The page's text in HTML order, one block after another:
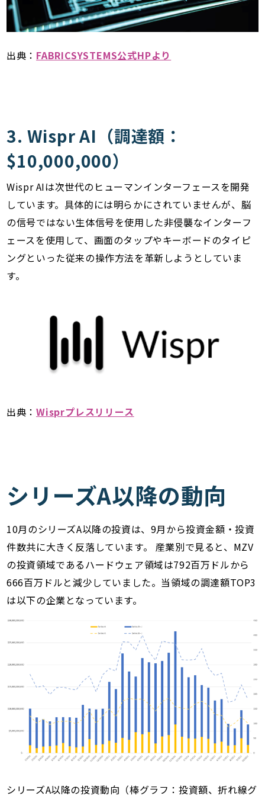
出典： FABRICSYSTEMS公式HPより
3. Wispr AI（調達額：
$10,000,000）
Wispr AIは次世代のヒューマンインターフェースを開発
しています。具体的には明らかにされていませんが、脳
の信号ではない生体信号を使用した非侵襲なインターフ
ェースを使用して、画面のタップやキーボードのタイピ
ングといった従来の操作方法を革新しようとしていま
す。
出典：Wisprプレスリリース
シリーズA以降の動向
10月のシリーズA以降の投資は、9月から投資金額・投資
件数共に大きく反落しています。 産業別で見ると、MZV
の投資領域であるハードウェア領域は792百万ドルから
666百万ドルと減少していました。当領域の調達額TOP3
は以下の企業となっています。
シリーズA以降の投資動向（棒グラフ：投資額、折れ線グ